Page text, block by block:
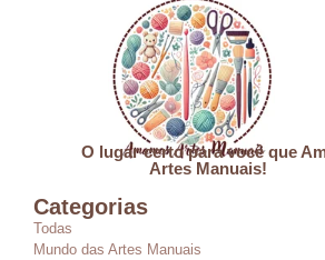
O lugar certo para você que
Artes Manuais!
Categorias
Todas
Mundo das Artes Manuais